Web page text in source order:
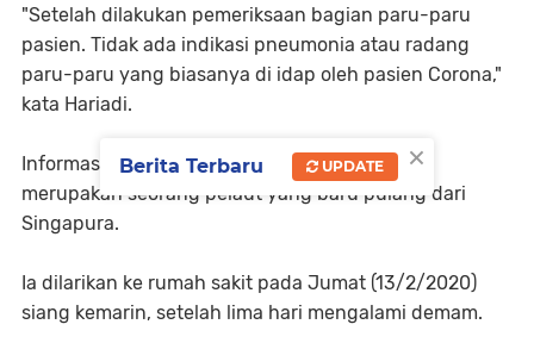
"Setelah dilakukan pemeriksaan bagian paru-paru
pasien. Tidak ada indikasi pneumonia atau radang
paru-paru yang biasanya di idap oleh pasien Corona,"
kata Hariadi.
Informasi yang dihimpunJBN NEWS, pasien
merupakan seorang pelaut yang baru pulang dari
Singapura.
Ia dilarikan ke rumah sakit pada Jumat (13/2/2020)
siang kemarin, setelah lima hari mengalami demam.
×
Berita Terbaru UPDATE